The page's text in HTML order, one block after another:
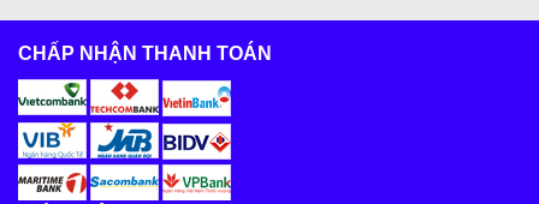
CHẤP NHẬN THANH TOÁN